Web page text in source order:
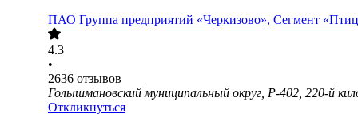
ПАО Группа предприятий «Черкизово», Сегмент
4.3
•
2636 отзывов
Голышмановский муниципальный округ, Р-402, 220-й
Откликнуться